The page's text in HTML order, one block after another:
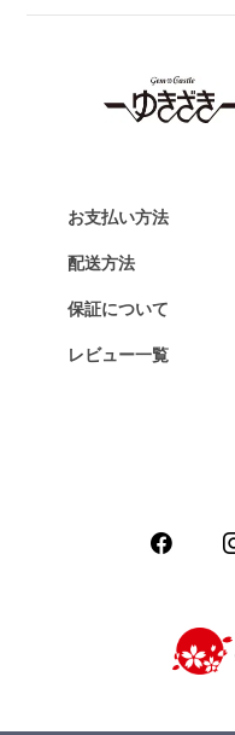
お支払い方法
配送方法
保証について
レビュー一覧